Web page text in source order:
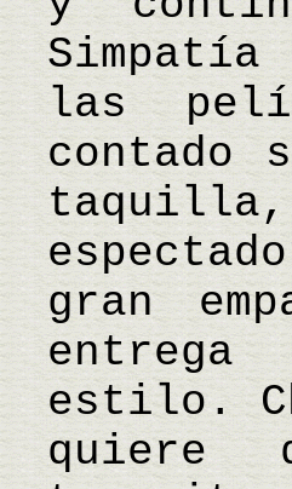
las
contado
gran
estilo.
quiere